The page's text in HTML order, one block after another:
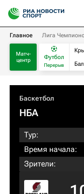
Главное Лига
Матч-
центр
Футбол
Перерыв
Баскетбол
НБА
Тур:
Время начала:
Зрители: